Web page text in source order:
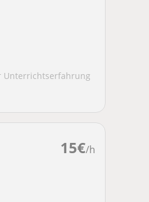
Unterrichtserfahrung
15€/h